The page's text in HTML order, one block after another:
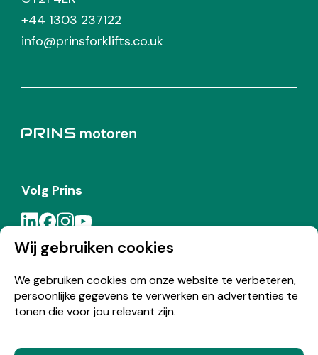
Wij gebruiken cookies
We gebruiken cookies om onze website te verbeteren,
persoonlijke gegevens te verwerken en advertenties te
tonen die voor jou relevant zijn.
+44 1303 237122
info@prinsforklifts.co.uk
Volg Prins
Meld je aan voor de Prins nieuwsbrief